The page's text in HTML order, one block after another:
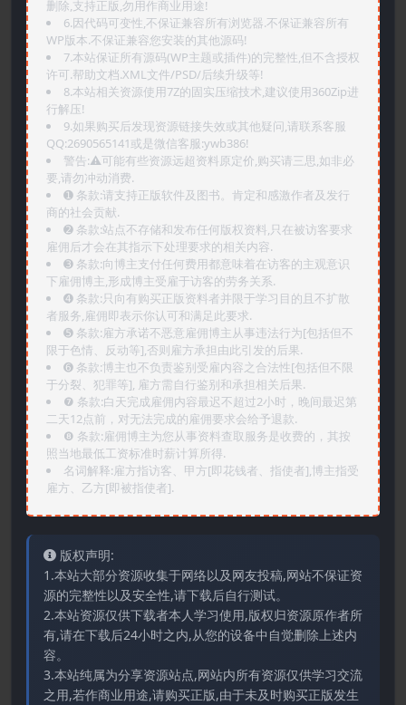
删除,支持正版,勿用作商业用途!
6.因代码可变性,不保证兼容所有浏览器.不保证兼容所有
WP版本.不保证兼容您安装的其他源码!
7.本站保证所有源码(WP主题或插件)的完整性,但不含授权
许可.帮助文档.XML文件/PSD/后续升级等!
8.本站相关资源使用7Z的固实压缩技术,建议使用360Zip进
行解压!
9.如果购买后发现资源链接失效或其他疑问,请联系客服
QQ:2690565141或是微信客服:ywb386!
警告:⚠️可能有些资源远超资料原定价,购买请三思,如非必
要,请勿冲动消费.
➊️ 条款:请支持正版软件及图书。肯定和感激作者及发行
商的社会贡献.
➋️ 条款:站点不存储和发布任何版权资料,只在被访客要求
雇佣后才会在其指示下处理要求的相关内容.
➌️ 条款:向博主支付任何费用都意味着在访客的主观意识
下雇佣博主,形成博主受雇于访客的劳务关系.
➍️ 条款:只向有购买正版资料者并限于学习目的且不扩散
者服务,雇佣即表示你认可和满足此要求.
➎ 条款:雇方承诺不恶意雇佣博主从事违法行为[包括但不
限于色情、反动等],否则雇方承担由此引发的后果.
➏️ 条款:博主也不负责鉴别受雇内容之合法性[包括但不限
于分裂、犯罪等], 雇方需自行鉴别和承担相关后果.
❼ 条款:白天完成雇佣内容最迟不超过2小时，晚间最迟第
二天12点前，对无法完成的雇佣要求会给予退款.
❽ 条款:雇佣博主为您从事资料查取服务是收费的，其按
照当地最低工资标准时薪计算所得.
名词解释:雇方指访客、甲方[即花钱者、指使者],博主指受
雇方、乙方[即被指使者].
版权声明:
1.本站大部分资源收集于网络以及网友投稿,网站不保证资
源的完整性以及安全性,请下载后自行测试。
2.本站资源仅供下载者本人学习使用,版权归资源原作者所
有,请在下载后24小时之内,从您的设备中自觉删除上述内
容。
3.本站纯属为分享资源站点,网站内所有资源仅供学习交流
之用,若作商业用途,请购买正版,由于未及时购买正版发生